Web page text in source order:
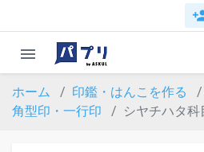
menu
ホーム 印鑑・はんこを作る
角型印・一行印
シヤチハタ科